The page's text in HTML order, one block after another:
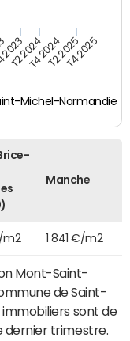
Michel-Normandie)
T2 2024T4 2024T2 2025T4 2025
Manche
m2 1 841 €/m2
Mont-Saint-
de Saint-
immobiliers sont de
dernier trimestre.